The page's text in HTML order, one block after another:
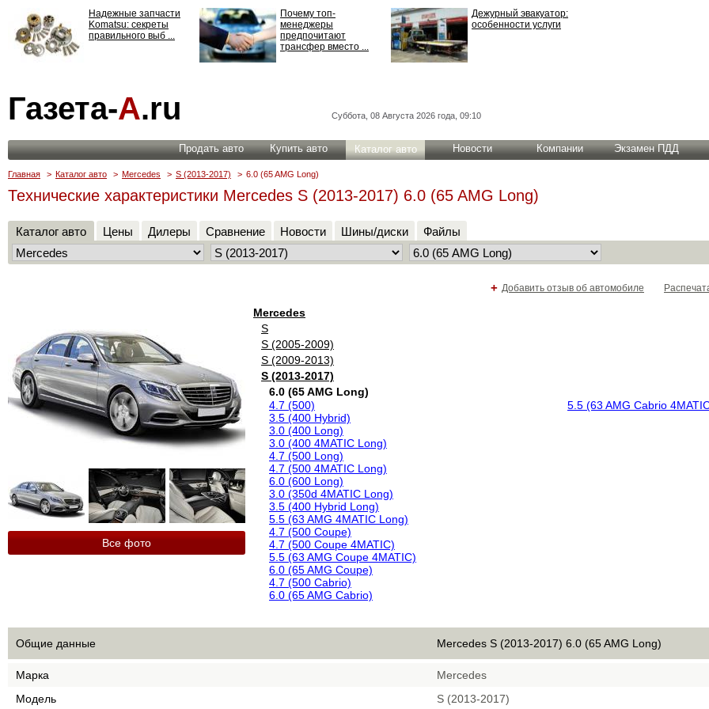
Надежные запчасти
Komatsu: секреты
правильного выб ...
Почему топ-
менеджеры
предпочитают
трансфер вместо ...
Дежурный эвакуатор:
особенности услуги
ответственности: все,
что нужно знать ...
Газета-А.ru Суббота, 08 Августа 2026 года, 09:10
Продать авто Купить авто Каталог авто Новости Компании Экзамен ПДД
Главная > Каталог авто > Mercedes > S (2013-2017) > 6.0 (65 AMG Long)
Технические характеристики Mercedes S (2013-2017) 6.0 (65 AMG Long)
Каталог авто Цены Дилеры Сравнение Новости Шины/диски Файлы
+ Добавить отзыв об автомобиле
Все фото
Mercedes
S
S (2005-2009)
S (2009-2013)
S (2013-2017)
6.0 (65 AMG Long)
4.7 (500)
3.5 (400 Hybrid)
3.0 (400 Long)
3.0 (400 4MATIC Long)
4.7 (500 Long)
4.7 (500 4MATIC Long)
6.0 (600 Long)
3.0 (350d 4MATIC Long)
3.5 (400 Hybrid Long)
5.5 (63 AMG 4MATIC Long)
4.7 (500 Coupe)
4.7 (500 Coupe 4MATIC)
5.5 (63 AMG Coupe 4MATIC)
6.0 (65 AMG Coupe)
4.7 (500 Cabrio)
6.0 (65 AMG Cabrio)
5.5 (63 AMG Cabrio
Общие данные Mercedes S (2013-2017) 6.0 (65 AMG Long)
Марка
Mercedes
Модель
S (2013-2017)